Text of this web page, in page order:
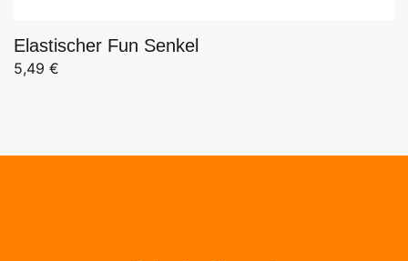
Elastischer Fun Senkel
5,49 €